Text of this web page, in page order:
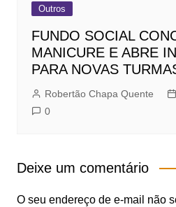
Outros
FUNDO SOCIAL
MANICURE E ABRE
PARA NOVAS
Robertão Chapa Quente
0
Deixe um comentário
O seu endereço de e-mail não